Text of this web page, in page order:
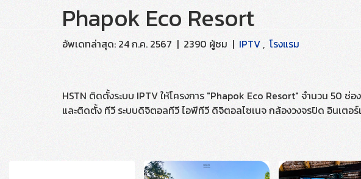
Phapok Eco Resort
อัพเดทล่าสุด: 24 ก.ค. 2567 | 2390 ผู้ชม | IPTV , โรงแรม
HSTN ติดตั้งระบบ IPTV ให้โครงการ "Phapok Eco Resort" จำนวน 50
และติดตั้ง ทีวี ระบบดิจิตอลทีวี ไอพีทีวี ดิจิตอลไซเนจ กล้องวงจรปิด อินเตอ